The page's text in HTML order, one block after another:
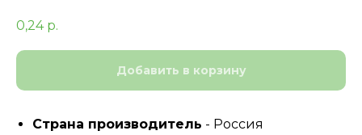
0,24 р.
Добавить в корзину
Страна производитель - Россия